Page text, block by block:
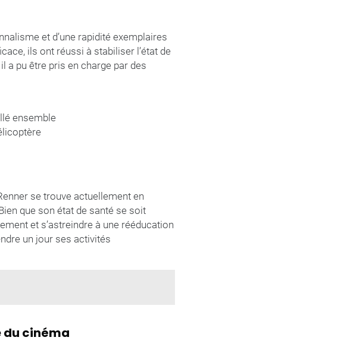
et d’une rapidité exemplaires
ils ont réussi à stabiliser l’état de
a pu être pris en charge par des
ensemble
se trouve actuellement en
que son état de santé se soit
et s’astreindre à une rééducation
un jour ses activités
du cinéma